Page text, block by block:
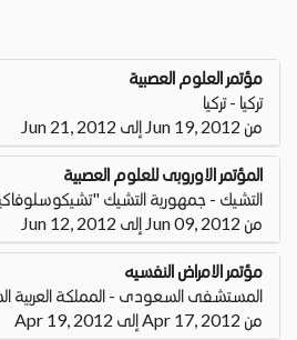
مؤتمر العلوم العصبية
تركيا - تركيا
من Jun 19, 2012 إلى Jun 21, 2012
المؤتمر الاوروبى للعلوم العصبية
التشيك - جمهورية التشيك
من Jun 09, 2012 إلى Jun 12, 2012
مؤتمر الامراض النفسيه
المستشفى السعودى - المملكة العربية
من Apr 17, 2012 إلى Apr 19, 2012